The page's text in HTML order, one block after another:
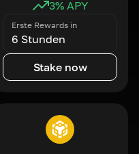
3% APY
Erste Rewards in
6 Stunden
Stake now